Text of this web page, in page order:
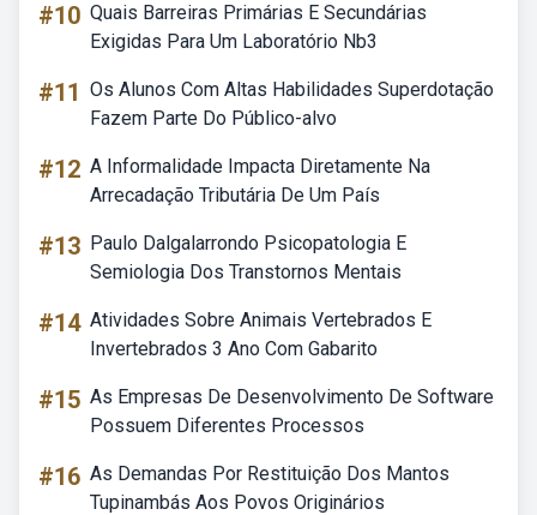
#10 Quais Barreiras Primárias E Secundárias
Exigidas Para Um Laboratório Nb3
#11 Os Alunos Com Altas Habilidades Superdotação
Fazem Parte Do Público-alvo
#12 A Informalidade Impacta Diretamente Na
Arrecadação Tributária De Um País
#13 Paulo Dalgalarrondo Psicopatologia E
Semiologia Dos Transtornos Mentais
#14 Atividades Sobre Animais Vertebrados E
Invertebrados 3 Ano Com Gabarito
#15 As Empresas De Desenvolvimento De Software
Possuem Diferentes Processos
#16 As Demandas Por Restituição Dos Mantos
Tupinambás Aos Povos Originários